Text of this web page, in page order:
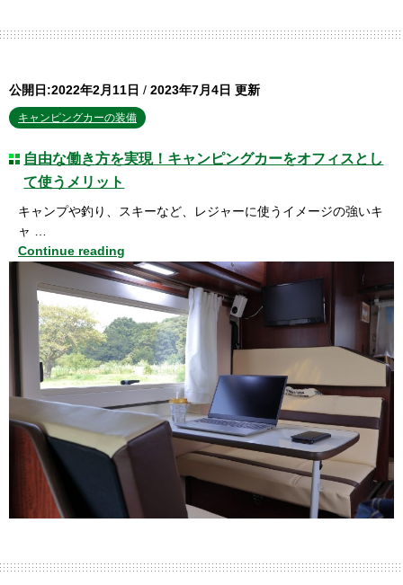
公開日:2022年2月11日 / 2023年7月4日 更新
キャンピングカーの装備
自由な働き方を実現！キャンピングカーをオフィスとし
て使うメリット
キャンプや釣り、スキーなど、レジャーに使うイメージの強いキ
ャ …
Continue reading